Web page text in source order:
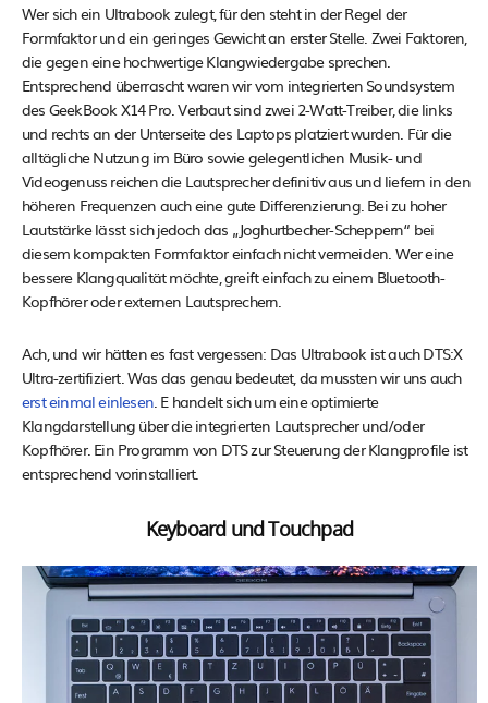
Wer sich ein Ultrabook zulegt, für den steht in der Regel der
Formfaktor und ein geringes Gewicht an erster Stelle. Zwei Faktoren,
die gegen eine hochwertige Klangwiedergabe sprechen.
Entsprechend überrascht waren wir vom integrierten Soundsystem
des GeekBook X14 Pro. Verbaut sind zwei 2-Watt-Treiber, die links
und rechts an der Unterseite des Laptops platziert wurden. Für die
alltägliche Nutzung im Büro sowie gelegentlichen Musik- und
Videogenuss reichen die Lautsprecher definitiv aus und liefern in den
höheren Frequenzen auch eine gute Differenzierung. Bei zu hoher
Lautstärke lässt sich jedoch das „Joghurtbecher-Scheppern“ bei
diesem kompakten Formfaktor einfach nicht vermeiden. Wer eine
bessere Klangqualität möchte, greift einfach zu einem Bluetooth-
Kopfhörer oder externen Lautsprechern.
Ach, und wir hätten es fast vergessen: Das Ultrabook ist auch DTS:X
Ultra-zertifiziert. Was das genau bedeutet, da mussten wir uns auch
erst einmal einlesen . E handelt sich um eine optimierte
Klangdarstellung über die integrierten Lautsprecher und/oder
Kopfhörer. Ein Programm von DTS zur Steuerung der Klangprofile ist
entsprechend vorinstalliert.
Keyboard und Touchpad